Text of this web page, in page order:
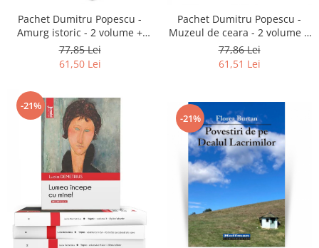
Pachet Dumitru Popescu -
Amurg istoric - 2 volume +
Timpul lepros!
77,85 Lei
61,50 Lei
Pachet Dumitru Popescu -
Muzeul de ceara - 2 volume +
Diformitatea liniilor în portret!
77,86 Lei
61,51 Lei
-21%
-21%